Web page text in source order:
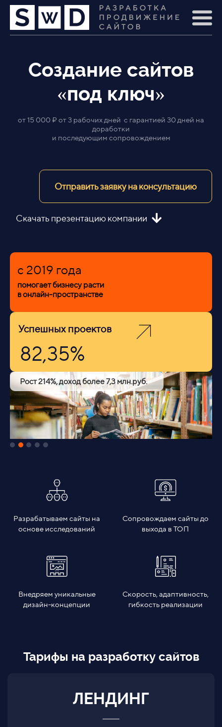
Создание сайтов
«под ключ»
от 15 000 ₽ от 3 рабочих дней с гарантией 30 дней на
доработки
и последующим сопровождением
Отправить заявку на консультацию
Скачать презентацию компании
c 2019 года
помогает бизнесу расти
в онлайн-пространстве
82,35%
Успешных проектов
Рост 214%, доход более 7,3 млн.руб.
Разрабатываем сайты на
основе исследований
Сопровождаем сайты до
выхода в ТОП
Внедряем уникальные
дизайн-концепции
Скорость, адаптивность,
гибкость реализации
Тарифы на разработку сайтов
ЛЕНДИНГ